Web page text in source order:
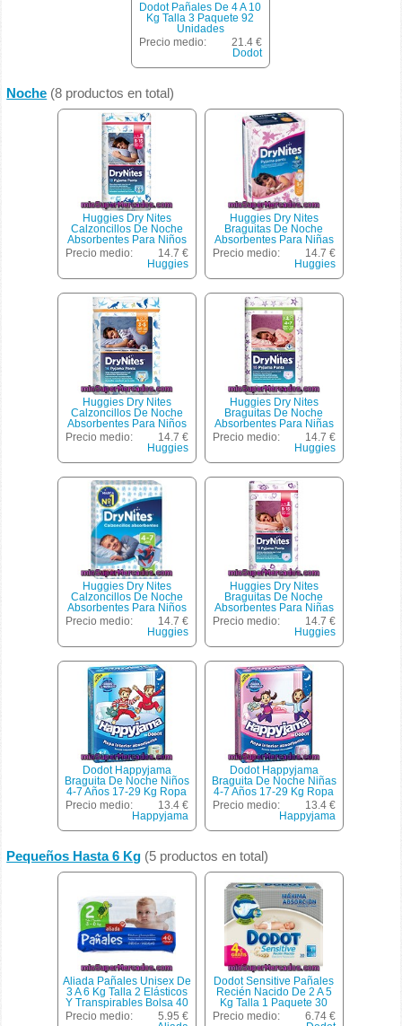
Dodot Pañales De 4 A 10
Kg Talla 3 Paquete 92
Unidades
Precio medio:
21.4 €
Dodot
Noche (8 productos en total)
Huggies Dry Nites
Calzoncillos De Noche
Absorbentes Para Niños
8-15 Años 27-57 Kg Talla
Grande Bolsa 13
Precio medio:
14.7 €
Huggies
Huggies Dry Nites
Braguitas De Noche
Absorbentes Para Niñas
3-5 Años 16-23 Kg Bolsa
16 Unidades
Precio medio:
14.7 €
Huggies
Huggies Dry Nites
Calzoncillos De Noche
Absorbentes Para Niños
3-5 Años 16-23 Kg Bolsa
16 Unidades
Precio medio:
14.7 €
Huggies
Huggies Dry Nites
Braguitas De Noche
Absorbentes Para Niñas
4-7 Años 17-30 Kg Bolsa
16 Unidades
Precio medio:
14.7 €
Huggies
Huggies Dry Nites
Calzoncillos De Noche
Absorbentes Para Niños
4-7 Años 17-30 Kg Bolsa
16 Unidades
Precio medio:
14.7 €
Huggies
Huggies Dry Nites
Braguitas De Noche
Absorbentes Para Niñas
8-15 Años 27-57 Kg Talla
Grande Bolsa 13
Precio medio:
14.7 €
Huggies
Dodot Happyjama
Braguita De Noche Niños
4-7 Años 17-29 Kg Ropa
Interior Absorbente Bolsa
17 Unidades
Precio medio:
13.4 €
Happyjama
Dodot Happyjama
Braguita De Noche Niñas
4-7 Años 17-29 Kg Ropa
Interior Absorbente Bolsa
17 Unidades
Precio medio:
13.4 €
Happyjama
Pequeños Hasta 6 Kg (5 productos en total)
Aliada Pañales Unisex De
3 A 6 Kg Talla 2 Elásticos
Y Transpirables Bolsa 40
Unidades
Precio medio:
5.95 €
Dodot Sensitive Pañales
Recién Nacido De 2 A 5
Kg Talla 1 Paquete 30
Unidades
Precio medio:
6.74 €